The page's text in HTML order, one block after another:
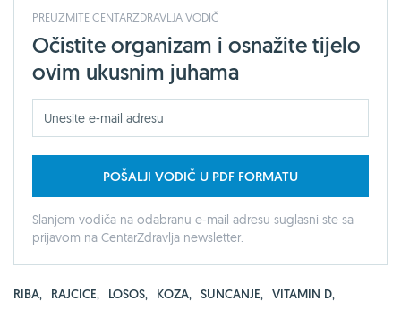
PREUZMITE CENTARZDRAVLJA VODIČ
Očistite organizam i osnažite tijelo
ovim ukusnim juhama
POŠALJI VODIČ U PDF FORMATU
Slanjem vodiča na odabranu e-mail adresu suglasni ste sa
prijavom na CentarZdravlja newsletter.
RIBA, RAJČICE, LOSOS, KOŽA, SUNČANJE, VITAMIN D,